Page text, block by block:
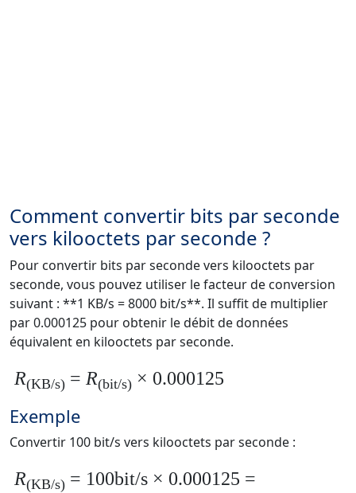
Comment convertir bits par seconde
vers kilooctets par seconde ?
Pour convertir bits par seconde vers kilooctets par
seconde, vous pouvez utiliser le facteur de conversion
suivant : **1 KB/s = 8000 bit/s**. Il suffit de multiplier
par 0.000125 pour obtenir le débit de données
équivalent en kilooctets par seconde.
R(KB/s) = R(bit/s) × 0.000125
Exemple
Convertir 100 bit/s vers kilooctets par seconde :
R(KB/s) = 100bit/s × 0.000125 =